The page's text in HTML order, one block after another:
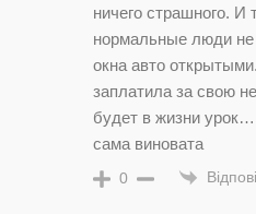
ничего страшного. И
нормальные люди не
окна авто
заплатила за свою
будет в жизни
сама виновата
0